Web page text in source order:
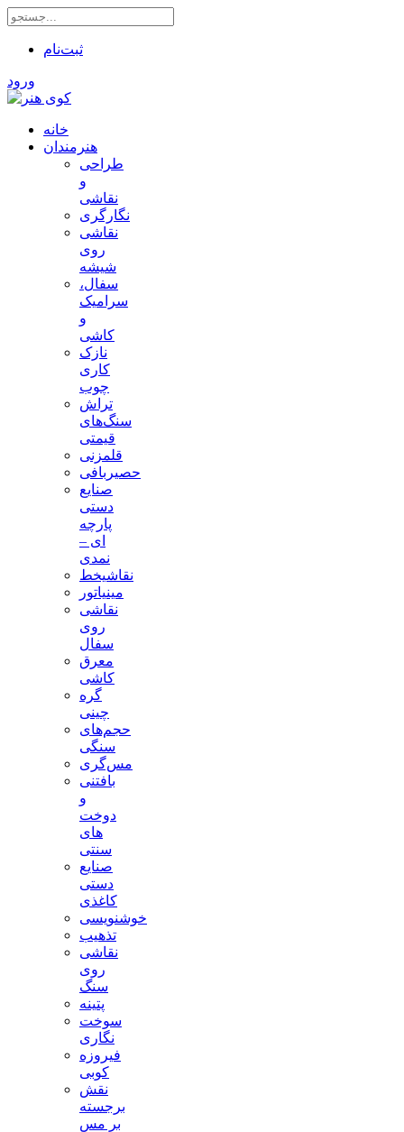
ثبت‌نام
ورود
خانه
هنرمندان
طراحی
و
نقاشی
نگارگری
نقاشی
روی
شیشه
سفال،
سرامیک
و
کاشی
نازک
کاری
چوب
تراش
سنگ‌های
قیمتی
قلمزنی
حصیربافی
صنایع
دستی
پارچه
ای –
نمدی
نقاشیخط
مینیاتور
نقاشی
روی
سفال
معرق
کاشی
گره
چینی
حجم‌های
سنگی
مس‌گری
بافتنی‌
و
دوخت
های
سنتی
صنایع
دستی
کاغذی
خوشنویسی
تذهیب
نقاشی
روی
سنگ
پتینه
سوخت
نگاری
فیروزه
کوبی
نقش
برجسته
بر مس